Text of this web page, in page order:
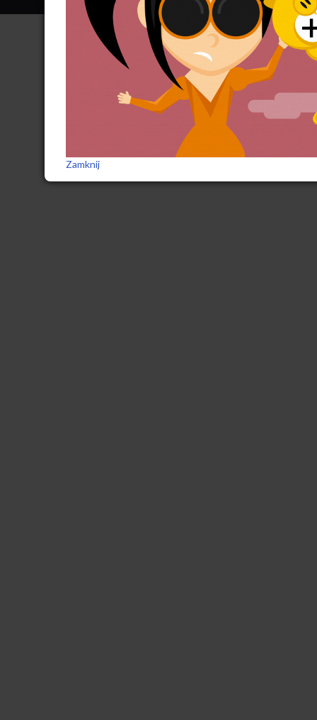
Zamknij